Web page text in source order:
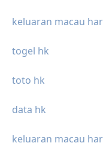
keluaran macau
togel hk
toto hk
data hk
keluaran macau